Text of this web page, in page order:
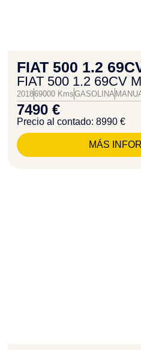
FIAT 500 1.2
FIAT 500 1.2 69CV
201869000 KmsGASOLINA
7490 €
Precio al contado: 8990 €
MÁS